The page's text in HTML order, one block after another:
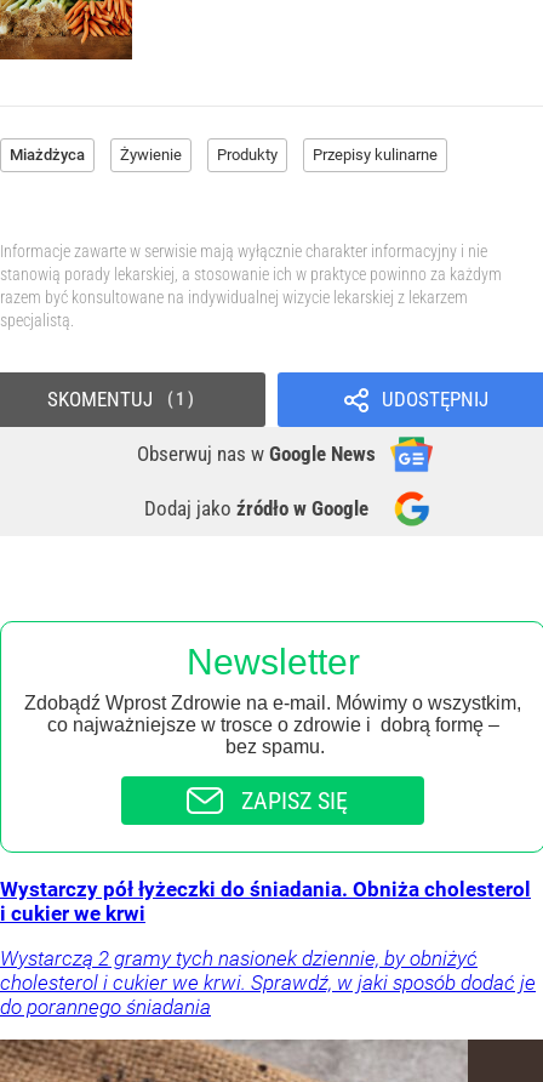
Miażdżyca Żywienie Produkty Przepisy kulinarne
Informacje zawarte w serwisie mają wyłącznie charakter informacyjny i nie
stanowią porady lekarskiej, a stosowanie ich w praktyce powinno za każdym
razem być konsultowane na indywidualnej wizycie lekarskiej z lekarzem
specjalistą.
UDOSTĘPNIJ
Obserwuj nas w Google News
Dodaj jako źródło w Google
SKOMENTUJ 1
Newsletter
Zdobądź Wprost Zdrowie na e-mail. Mówimy o wszystkim,
co najważniejsze w trosce o zdrowie i dobrą formę –
bez spamu.
ZAPISZ SIĘ
Wystarczy pół łyżeczki do śniadania. Obniża cholesterol
i cukier we krwi
Wystarczą 2 gramy tych nasionek dziennie, by obniżyć
cholesterol i cukier we krwi. Sprawdź, w jaki sposób dodać je
do porannego śniadania